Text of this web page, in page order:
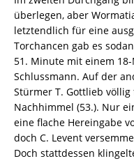
überlegen, aber
letztendlich für eine
Torchancen gab es
51. Minute mit einem
Schlussmann. Auf der
Stürmer T. Gottlieb
Nachhimmel (53.). Nur
eine flache Hereingabe
doch C. Levent
Doch stattdessen